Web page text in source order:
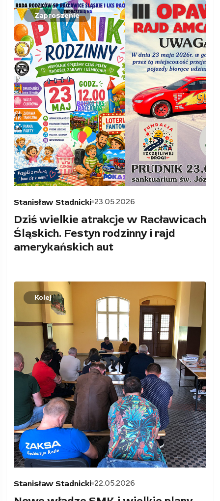
Zaproszenie
Stanisław Stadnicki 23.05.2026
Dziś wielkie atrakcje w Racławicach
Śląskich. Festyn rodzinny i rajd
amerykańskich aut
Kolej
Stanisław Stadnicki 22.05.2026